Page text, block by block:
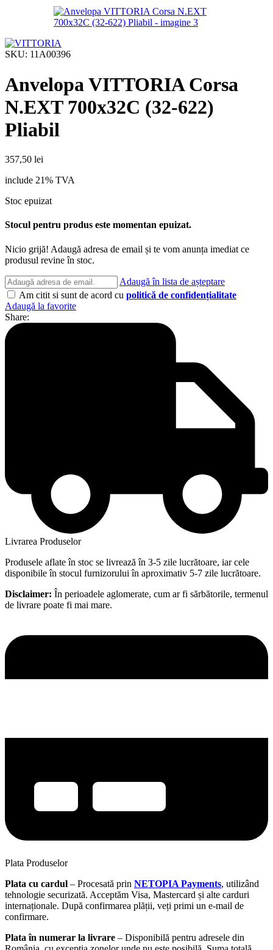
SKU: 11A00396
Anvelopa VITTORIA Corsa
N.EXT 700x32C (32-622)
Pliabil
357,50 lei
include 21% TVA
Stoc epuizat
Stocul pentru produs este momentan epuizat.
Nicio grijă! Adaugă adresa de email și te vom anunța imediat ce
produsul revine în stoc.
Adaugă în lista de așteptare
Am citit si sunt de acord cu politică de confidențialitate
Adaugă la favorite
Share:
Livrarea Produselor
Produsele aflate în stoc se livrează în 3-5 zile lucrătoare, iar cele
disponibile în stocul furnizorului în aproximativ 5-7 zile lucrătoare.
Disclaimer: În perioadele aglomerate, cum ar fi sărbătorile, termenul
de livrare poate fi mai mare.
Plata Produselor
Plata cu cardul – Procesată prin NETOPIA Payments, utilizând
tehnologie securizată. Acceptăm Visa, Mastercard și alte carduri
internaționale. După confirmarea plății, veți primi un e-mail de
confirmare.
Plata în numerar la livrare – Disponibilă pentru adresele din